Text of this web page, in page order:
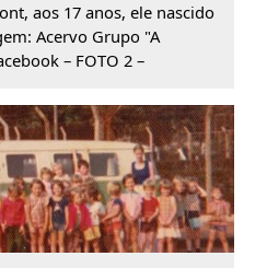
aos 17 anos, ele nascido
Acervo Grupo "A
– FOTO 2 –